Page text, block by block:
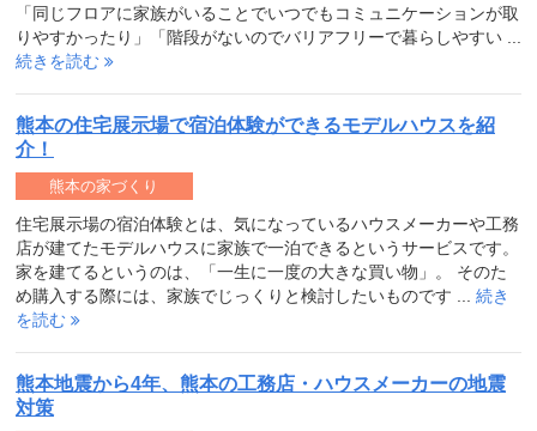
「同じフロアに家族がいることでいつでもコミュニケーションが取
りやすかったり」「階段がないのでバリアフリーで暮らしやすい ...
続きを読む
熊本の住宅展示場で宿泊体験ができるモデルハウスを紹
介！
住宅展示場の宿泊体験とは、気になっているハウスメーカーや工務
店が建てたモデルハウスに家族で一泊できるというサービスです。
家を建てるというのは、「一生に一度の大きな買い物」。 そのた
め購入する際には、家族でじっくりと検討したいものです ... 続き
を読む
熊本の家づくり
熊本地震から4年、熊本の工務店・ハウスメーカーの地震
対策